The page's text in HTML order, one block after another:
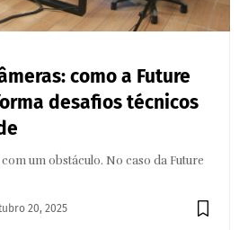
como a Future
desafios técnicos
um obstáculo. No caso da Future
20, 2025